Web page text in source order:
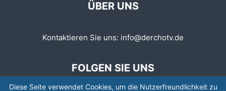
ÜBER UNS
Kontaktieren Sie uns: info@derchotv.de
FOLGEN SIE UNS
Diese Seite verwendet Cookies, um die Nutzerfreundlichkeit zu